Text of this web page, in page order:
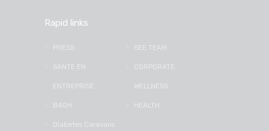
Rapid links
PRESS SEE TEAM
SANTE EN
ENTREPRISE
CORPORATE
WELLNESS
B4GH HEALTH
Diabetes Caravans